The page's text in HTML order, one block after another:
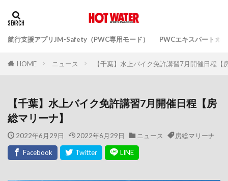
航行支援アプリJM-Safety（PWC専用モード） PWCエキスパートガ
HOME ニュース 【千葉】水上バイク免許講習7月開催日程【
【千葉】水上バイク免許講習7月開催日程【房
総マリーナ】
2022年6月29日 2022年6月29日 ニュース 房総マリーナ